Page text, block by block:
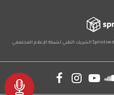
Sprintive الشريك التقني لشبكة الإعلام المجتمعي